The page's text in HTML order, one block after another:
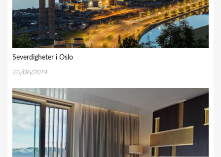
Severdigheter i Oslo
20/06/2019